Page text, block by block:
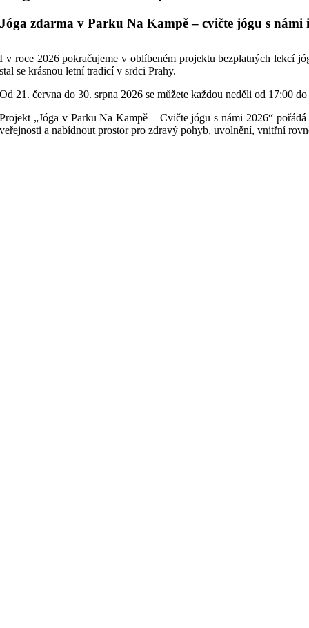
Jóga zdarma v Parku Na Kampě – cvičte jógu s námi
I v roce 2026 pokračujeme v oblíbeném projektu bezplatných lekcí
stal se krásnou letní tradicí v srdci Prahy.
Od 21. června do 30. srpna 2026 se můžete každou neděli od 17:00
Projekt „Jóga v Parku Na Kampě – Cvičte jógu s námi 2026“
veřejnosti a nabídnout prostor pro zdravý pohyb, uvolnění, vnitřní